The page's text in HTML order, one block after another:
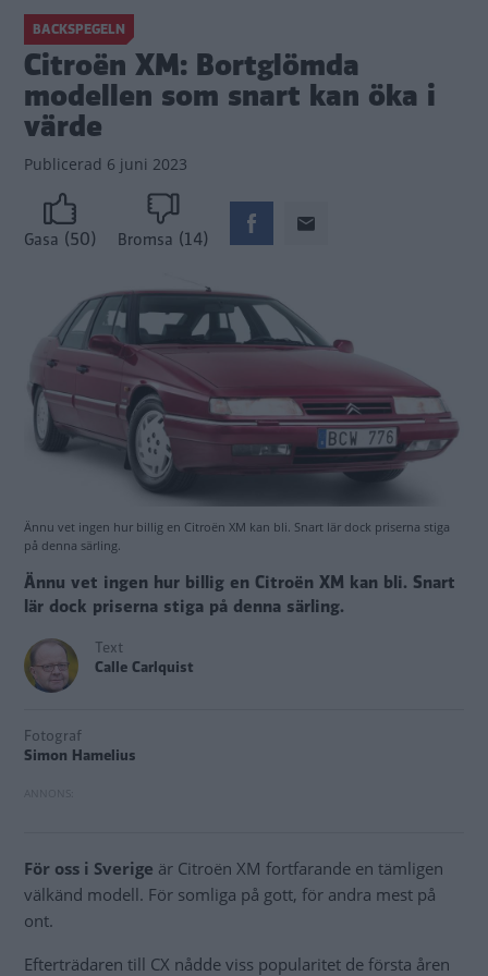
BACKSPEGELN
Citroën XM: Bortglömda
modellen som snart kan öka i
värde
Publicerad 6 juni 2023
Gasa (50) Bromsa (14)
Ännu vet ingen hur billig en Citroën XM kan bli. Snart lär dock priserna stiga
på denna särling.
Ännu vet ingen hur billig en Citroën XM kan bli. Snart
lär dock priserna stiga på denna särling.
Text
Calle Carlquist
Fotograf
Simon Hamelius
För oss i Sverige är Citroën XM fortfarande en tämligen
välkänd modell. För somliga på gott, för andra mest på
ont.
Efterträdaren till CX nådde viss popularitet de första åren